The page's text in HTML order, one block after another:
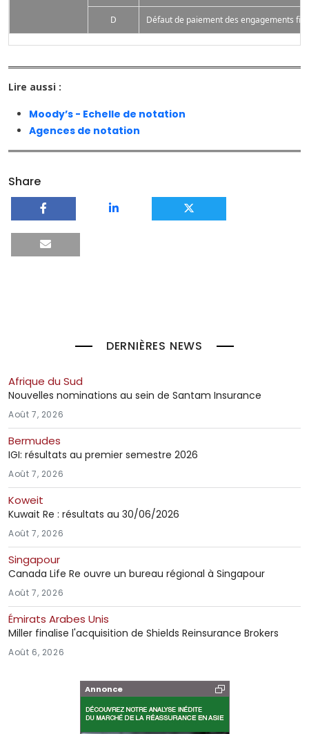
D Défaut de paiement des engagements
Lire aussi :
Moody’s - Echelle de notation
Agences de notation
Share
DERNIÈRES NEWS
Afrique du Sud
Nouvelles nominations au sein de Santam Insurance
Août 7, 2026
Bermudes
IGI: résultats au premier semestre 2026
Août 7, 2026
Koweit
Kuwait Re : résultats au 30/06/2026
Août 7, 2026
Singapour
Canada Life Re ouvre un bureau régional à Singapour
Août 7, 2026
Émirats Arabes Unis
Miller finalise l'acquisition de Shields Reinsurance Brokers
Août 6, 2026
Annonce